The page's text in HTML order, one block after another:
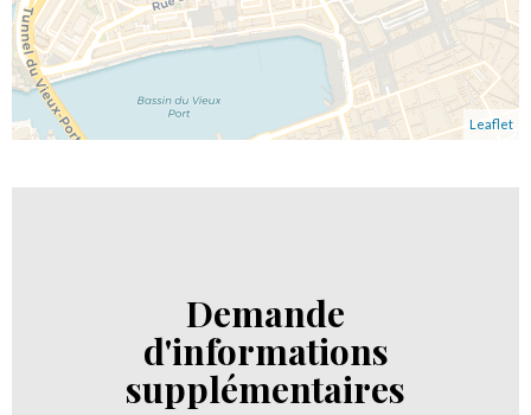
Leaflet
Demande
d'informations
supplémentaires